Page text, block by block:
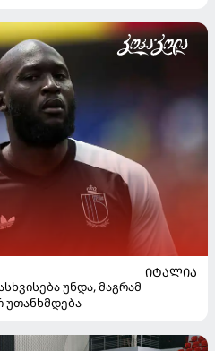
ᲘᲢᲐᲚᲘᲐ
უნდა, მაგრამ
უთანხმდება